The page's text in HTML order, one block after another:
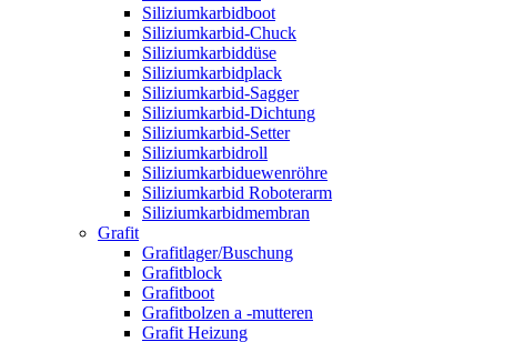
Siliziumkarbidboot
Siliziumkarbid-Chuck
Siliziumkarbiddüse
Siliziumkarbidplack
Siliziumkarbid-Sagger
Siliziumkarbid-Dichtung
Siliziumkarbid-Setter
Siliziumkarbidroll
Siliziumkarbiduewenröhre
Siliziumkarbid Roboterarm
Siliziumkarbidmembran
Grafit
Grafitlager/Buschung
Grafitblock
Grafitboot
Grafitbolzen a -mutteren
Grafit Heizung